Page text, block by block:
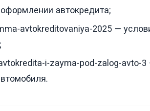
автокредита;
avtokreditovaniya-2025 —
i-zayma-pod-zalog-avto-